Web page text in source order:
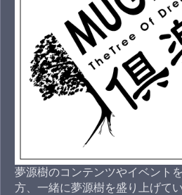
夢源樹のコンテンツやイベント
方、一緒に夢源樹を盛り上げて